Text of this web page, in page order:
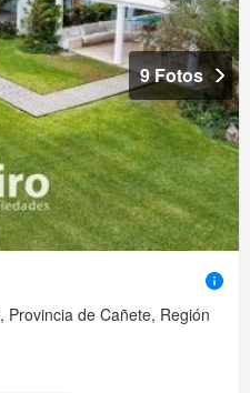
9 Fotos
Provincia de Cañete, Región